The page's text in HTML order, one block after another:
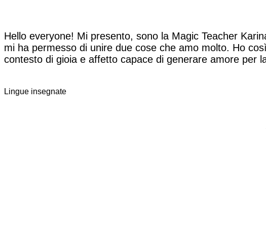
Hello everyone! Mi presento, sono la Magic Teacher
mi ha permesso di unire due cose che amo molto. Ho
contesto di gioia e affetto capace di generare amore per
Lingue insegnate